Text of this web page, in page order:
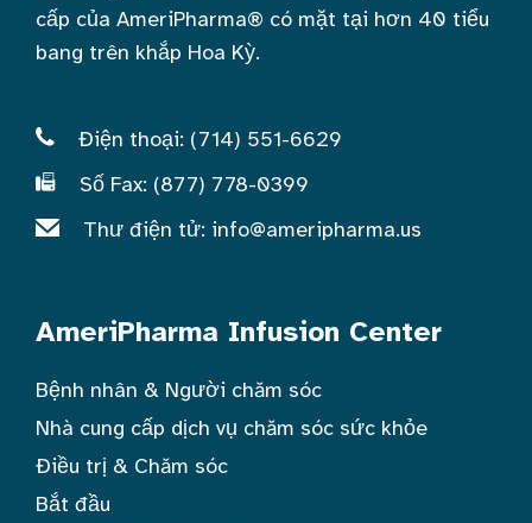
cấp của AmeriPharma® có mặt tại hơn 40 tiểu
bang trên khắp Hoa Kỳ.
Điện thoại: (714) 551-6629
Số Fax: (877) 778-0399
Thư điện tử: info@ameripharma.us
AmeriPharma Infusion Center
Bệnh nhân & Người chăm sóc
Nhà cung cấp dịch vụ chăm sóc sức khỏe
Điều trị & Chăm sóc
Bắt đầu